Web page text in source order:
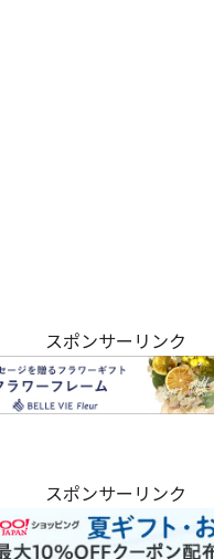
スポンサーリンク
スポンサーリンク